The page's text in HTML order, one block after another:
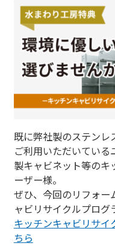
既に弊社製のステンレ
ご利用いただいてい
製キャビネット等のキ
ーザー様。
ぜひ、今回のリフォー
ャビリサイクルプログ
キッチンキャビリサイ
ちら